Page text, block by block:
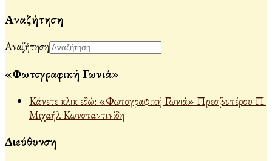
Αναζήτηση
Αναζήτηση
«Φωτογραφική Γωνιά»
Κάνετε κλικ εδώ: «Φωτογραφική Γωνιά» Πρεσβυτέρου Π.
Μιχαήλ Κωνσταντινίδη
Διεύθυνση